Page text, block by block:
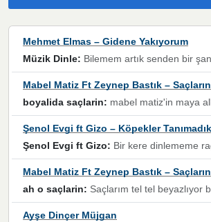
Mehmet Elmas – Gidene Yakıyorum
Müzik Dinle: Bilemem artık senden bir şans daha / Düştüğün zaman ben olmayacağım yanında” dizeleri, artık geçmişin
Mabel Matiz Ft Zeynep Bastık – Saçların
boyalida saçlarin: mabel matiz'in maya albümünde yer alan güzellerden. parça da şarkı hani! müzikal
Şenol Evgi ft Gizo – Köpekler
Şenol Evgi ft Gizo: Bir kere dinlememe rağmen kulaklardan gitmiyor sen sen sen sen kurban ol sen sen sen sen hayran ol
Mabel Matiz Ft Zeynep Bastık – Saçların
ah o saçlarin: Saçlarım tel tel beyazlıyor beyazlagına degil yanımda sen yoksun ona üzülüyorum günler bir bir geçiyor geçen günlere değil sensiz geçen günlere
Ayşe Dinçer Müjgan